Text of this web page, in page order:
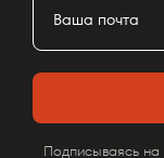
Подписываясь